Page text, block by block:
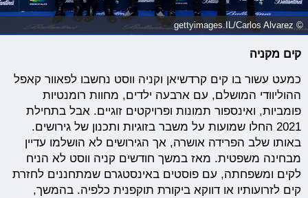
© gettyimages.IL/Carlos Alvarez
קים מקניה
כמעט עשור בו קים קרדשיאן וקניה ווסט נחשבו לפאוור קאפל
ההוליוודי המושלם, עם ארבעה ילדים, מחוות רומנטיות
פומביות, ואינספור תמונות ופרויקטים זוגיים. אבל בתחילת
2021 החלו שמועות על משבר בזוגיות ותכנון של גירושים.
באותו שלב הפרידה אושרה, אך הגירושים לא הושלמו עדיין
מבחינה משפטית. מאז במשך חודשים קניה ווסט לא הניח
לקים ומשפחתה, עם פוסטים באינסטגרם שמתחננים לחזרת
קים לזרועותיו או דווקא ביקורת תוקפנית כלפיה. בהמשך,